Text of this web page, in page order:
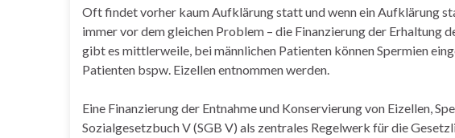
Oft findet vorher kaum Aufklärung statt und wenn ein Aufklärung
immer vor dem gleichen Problem – die Finanzierung der
gibt es mittlerweile, bei männlichen Patienten können Spermien
Patienten bspw. Eizellen entnommen werden.
Eine Finanzierung der Entnahme und Konservierung von Eizellen,
Sozialgesetzbuch V (SGB V) als zentrales Regelwerk für die